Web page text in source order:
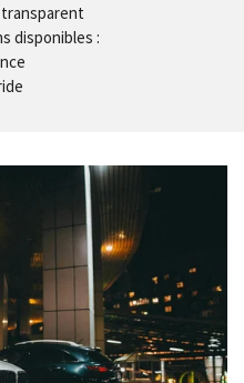
disponibles :